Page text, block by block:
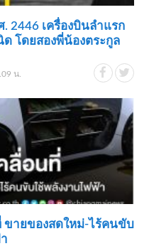
2446 เครื่องบินลำแรก
ด โดยสองพี่น้องตระกูล
น.
ขายของสดใหม่-ไร้คนขับ